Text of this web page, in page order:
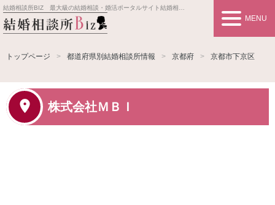
結婚相談所BIZ 最大級の結婚相談・婚活ポータルサイト結婚相談所事業者情報や婚活お見合いの悩み、対策を紹介します。
MENU
トップページ 都道府県別結婚相談所情報 京都府 京都市下京区
株式会社ＭＢＩ